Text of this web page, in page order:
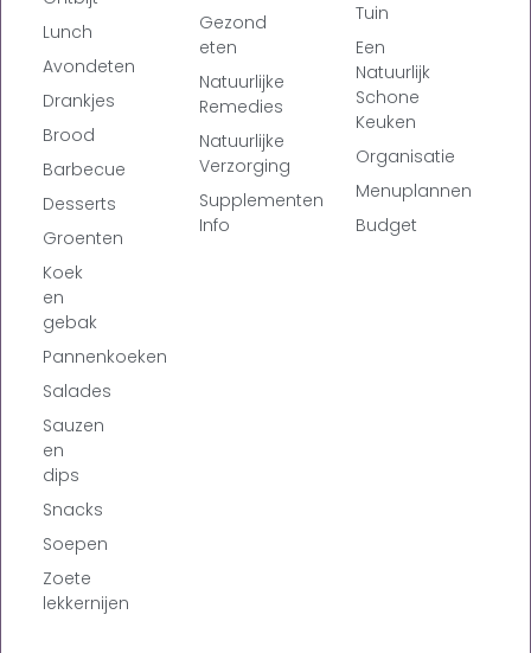
Lunch
Avondeten
Drankjes
Brood
Barbecue
Desserts
Groenten
Koek
en
gebak
Pannenkoeken
Salades
Sauzen
en
dips
Snacks
Soepen
Zoete
lekkernijen
Gezond
eten
Natuurlijke
Remedies
Natuurlijke
Verzorging
Supplementen
Info
Tuin
Een
Natuurlijk
Schone
Keuken
Organisatie
Menuplannen
Budget